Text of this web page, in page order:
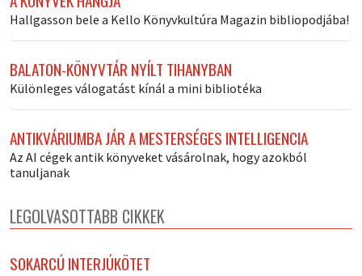
Hallgasson bele a Kello Könyvkultúra Magazin bibliopodjába!
BALATON-KÖNYVTÁR NYÍLT TIHANYBAN
Különleges válogatást kínál a mini bibliotéka
ANTIKVÁRIUMBA JÁR A MESTERSÉGES INTELLIGENCIA
Az AI cégek antik könyveket vásárolnak, hogy azokból
tanuljanak
LEGOLVASOTTABB CIKKEK
SOKARCÚ INTERJÚKÖTET